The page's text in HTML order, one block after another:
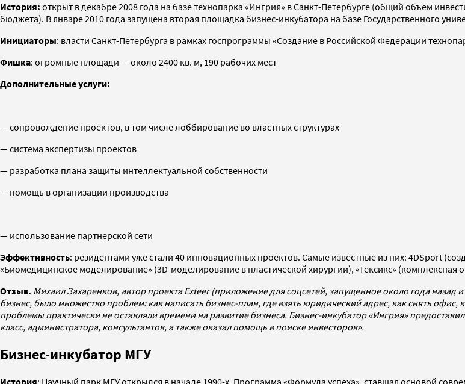
История: открыт в декабре 2008 года на базе технопарка «Ингрия» в Санкт-Петербурге (общий объем
бюджета). В январе 2010 года запущена вторая площадка бизнес-инкубатора на базе Государственного
Инициаторы: власти Санкт-Петербурга в рамках госпрограммы «Создание в Российской Федерации
Фишка: огромные площади — около 2400 кв. м, 190 рабочих мест
Дополнительные услуги:
— сопровождение проектов, в том числе лоббирование во властных структурах
— система экспертизы проектов
— разработка плана защиты интеллектуальной собственности
— помощь в организации производства
— использование партнерской сети
Эффективность: резидентами уже стали 40 инновационных проектов. Самые известные из них: 4DSport
«Биомедицинское моделирование» (3D-моделирование в пластической хирургии), «Тексикс» (комплексная
Отзыв. Михаил Захаренков, автор проекта Exteer (приложение для соцсетей, запущенное около года назад
бизнес, было множество проблем: как написать бизнес-план, где взять юридический адрес, как снять
проблемы практически не оставляли времени на развитие бизнеса. Бизнес-инкубатор «Ингрия»
класс, администратора, консультантов, а также оказал помощь в поиске инвесторов».
Бизнес-инкубатор МГУ